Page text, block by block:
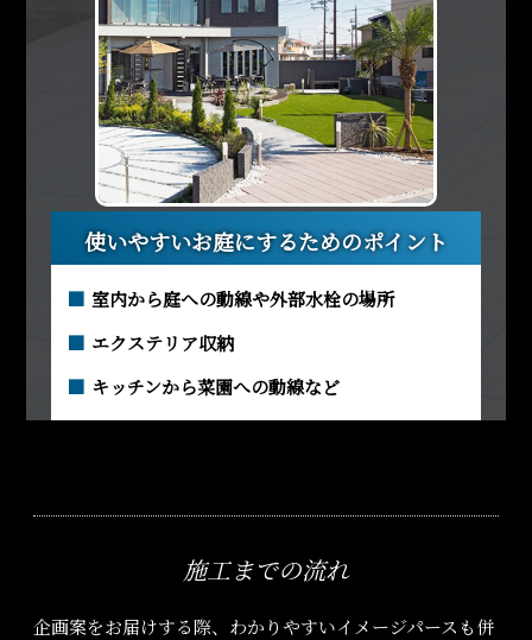
使いやすいお庭にするためのポイント
室内から庭への動線や外部水栓の場所
エクステリア収納
キッチンから菜園への動線など
施工までの流れ
企画案をお届けする際、わかりやすいイメージパースも併